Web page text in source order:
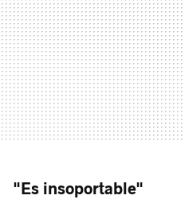
"Es insoportable"